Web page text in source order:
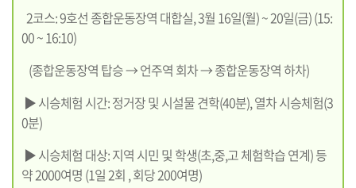
2코스: 9호선 종합운동장역 대합실, 3월 16일(월) ~ 20일(금) (15:
00 ~ 16:10)
(종합운동장역 탑승 → 언주역 회차 → 종합운동장역 하차)
▶ 시승체험 시간: 정거장 및 시설물 견학(40분), 열차 시승체험(3
0분)
▶ 시승체험 대상: 지역 시민 및 학생(초,중,고 체험학습 연계) 등
약 2000여명 (1일 2회 , 회당 200여명)